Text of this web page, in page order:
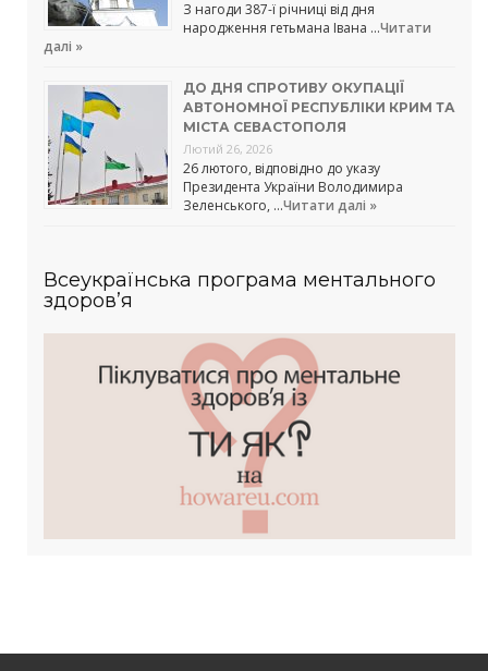
З нагоди 387-ї річниці від дня
народження гетьмана Івана …Читати
далі »
ДО ДНЯ СПРОТИВУ ОКУПАЦІЇ
АВТОНОМНОЇ РЕСПУБЛІКИ КРИМ ТА
МІСТА СЕВАСТОПОЛЯ
Лютий 26, 2026
26 лютого, відповідно до указу
Президента України Володимира
Зеленського, …Читати далі »
Всеукраїнська програма ментального
здоров’я